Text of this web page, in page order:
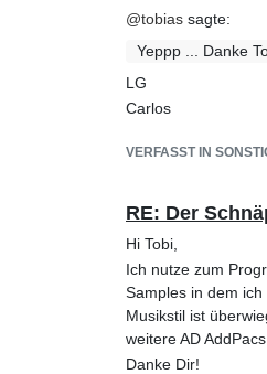
@tobias sagte:
Yeppp ... Danke
LG
Carlos
VERFASST IN
RE: Der
Hi Tobi,
Ich nutze zum
Samples in dem
Musikstil ist
weitere AD AddPacs
Danke Dir!